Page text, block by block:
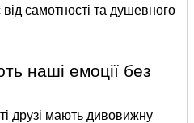
самотності та душевного
наші емоції без
друзі мають дивовижну